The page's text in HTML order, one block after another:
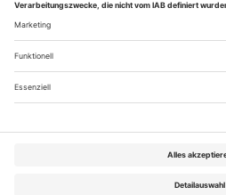
Über uns Kontakt